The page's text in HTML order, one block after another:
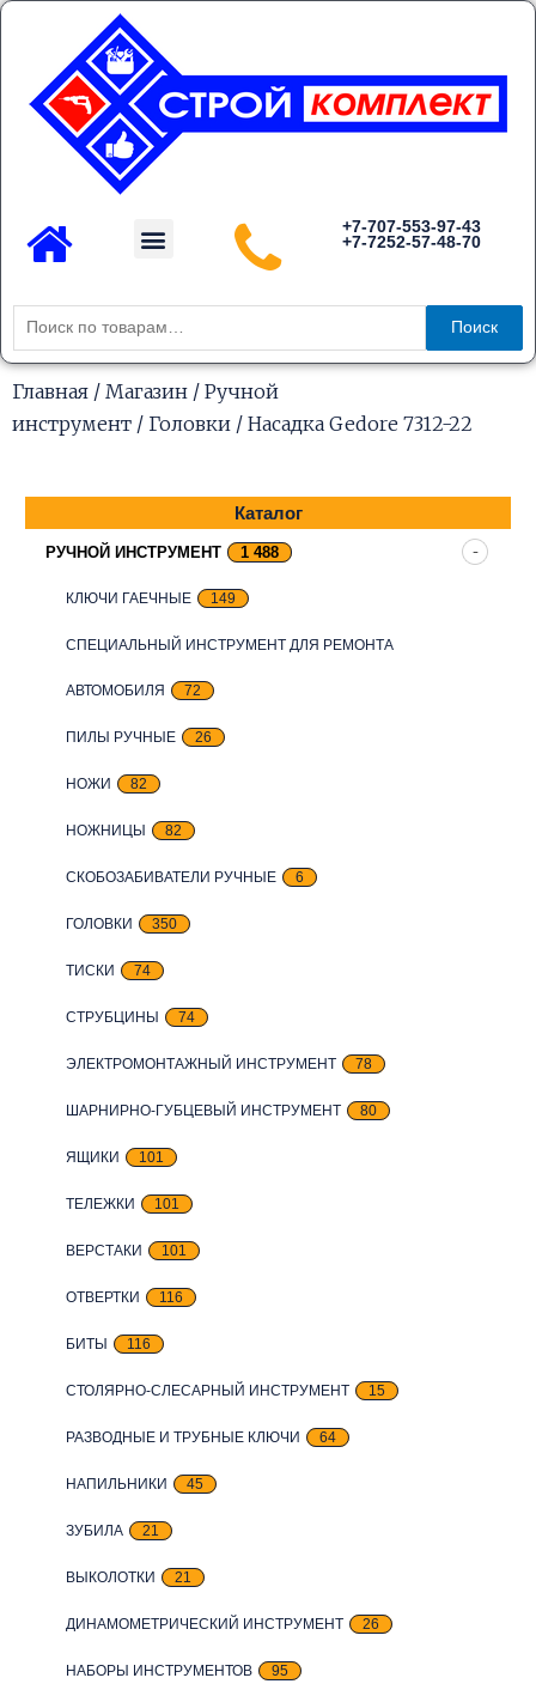
Перейти
содержимому
Menu
+7-707-553-97-43
+7-7252-57-48-70
Искать:
Поиск
Главная / Магазин / Ручной
инструмент / Головки / Насадка Gedore 7312-22
Каталог
РУЧНОЙ ИНСТРУМЕНТ 1 488
КЛЮЧИ ГАЕЧНЫЕ 149
СПЕЦИАЛЬНЫЙ ИНСТРУМЕНТ ДЛЯ РЕМОНТА
АВТОМОБИЛЯ 72
ПИЛЫ РУЧНЫЕ 26
НОЖИ 82
НОЖНИЦЫ 82
СКОБОЗАБИВАТЕЛИ РУЧНЫЕ 6
ГОЛОВКИ 350
ТИСКИ 74
СТРУБЦИНЫ 74
ЭЛЕКТРОМОНТАЖНЫЙ ИНСТРУМЕНТ 78
ШАРНИРНО-ГУБЦЕВЫЙ ИНСТРУМЕНТ 80
ЯЩИКИ 101
ТЕЛЕЖКИ 101
ВЕРСТАКИ 101
ОТВЕРТКИ 116
БИТЫ 116
СТОЛЯРНО-СЛЕСАРНЫЙ ИНСТРУМЕНТ 15
РАЗВОДНЫЕ И ТРУБНЫЕ КЛЮЧИ 64
НАПИЛЬНИКИ 45
ЗУБИЛА 21
ВЫКОЛОТКИ 21
ДИНАМОМЕТРИЧЕСКИЙ ИНСТРУМЕНТ 26
НАБОРЫ ИНСТРУМЕНТОВ 95